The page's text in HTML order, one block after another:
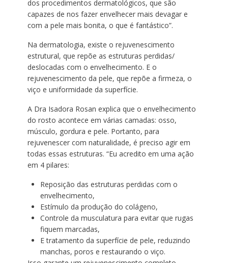
dos procedimentos dermatológicos, que são
capazes de nos fazer envelhecer mais devagar e
com a pele mais bonita, o que é fantástico”.
Na dermatologia, existe o rejuvenescimento
estrutural, que repõe as estruturas perdidas/
deslocadas com o envelhecimento. E o
rejuvenescimento da pele, que repõe a firmeza, o
viço e uniformidade da superfície.
A Dra Isadora Rosan explica que o envelhecimento
do rosto acontece em várias camadas: osso,
músculo, gordura e pele. Portanto, para
rejuvenescer com naturalidade, é preciso agir em
todas essas estruturas. “Eu acredito em uma ação
em 4 pilares:
Reposição das estruturas perdidas com o
envelhecimento,
Estímulo da produção do colágeno,
Controle da musculatura para evitar que rugas
fiquem marcadas,
E tratamento da superfície de pele, reduzindo
manchas, poros e restaurando o viço.